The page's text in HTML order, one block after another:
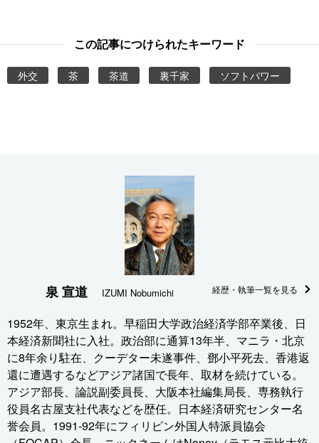
この記事につけられたキーワード
外交 茶 茶道 裏千家 ソフトパワー
泉 宣道 IZUMI Nobumichi 経歴・執筆一覧を見る
1952年、東京生まれ。早稲田大学政治経済学部卒業後、日
本経済新聞社に入社。政治部に通算13年半、マニラ・北京
に8年余り駐在、クーデター未遂事件、鄧小平死去、香港返
還に遭遇するなどアジア諸国で長年、取材を続けている。
アジア部長、論説副委員長、大阪本社編集局長、専務執行
役員名古屋支社代表などを歴任。日本経済研究センター名
誉会員。1991-92年にフィリピン外国人特派員協会